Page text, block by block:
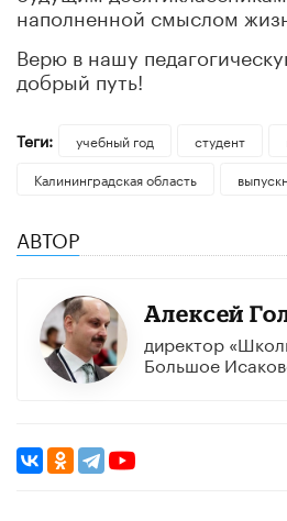
наполненной смыслом
Верю в нашу
добрый путь!
Теги: учебный год студент
Калининградская область
АВТОР
Алексей
директор
Большое